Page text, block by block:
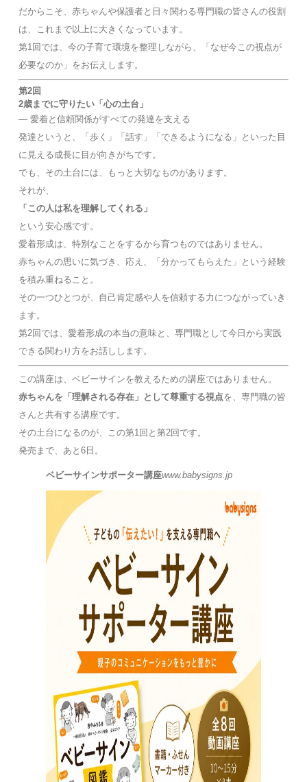
だからこそ、赤ちゃんや保護者と日々関わる専門職の皆さんの役割
は、これまで以上に大きくなっています。
第1回では、今の子育て環境を整理しながら、「なぜ今この視点が
必要なのか」をお伝えします。
第2回
2歳までに守りたい「心の土台」
― 愛着と信頼関係がすべての発達を支える
発達というと、「歩く」「話す」「できるようになる」といった目
に見える成長に目が向きがちです。
でも、その土台には、もっと大切なものがあります。
それが、
「この人は私を理解してくれる」
という安心感です。
愛着形成は、特別なことをするから育つものではありません。
赤ちゃんの思いに気づき、応え、「分かってもらえた」という経験
を積み重ねること。
その一つひとつが、自己肯定感や人を信頼する力につながっていき
ます。
第2回では、愛着形成の本当の意味と、専門職として今日から実践
できる関わり方をお話しします。
この講座は、ベビーサインを教えるための講座ではありません。
赤ちゃんを「理解される存在」として尊重する視点を、専門職の皆
さんと共有する講座です。
その土台になるのが、この第1回と第2回です。
発売まで、あと6日。
ベビーサインサポーター講座www.babysigns.jp